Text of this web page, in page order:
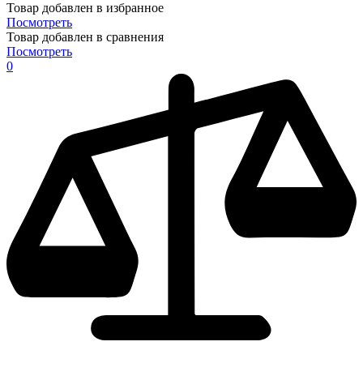
Товар добавлен в избранное
Посмотреть
Товар добавлен в сравнения
Посмотреть
0